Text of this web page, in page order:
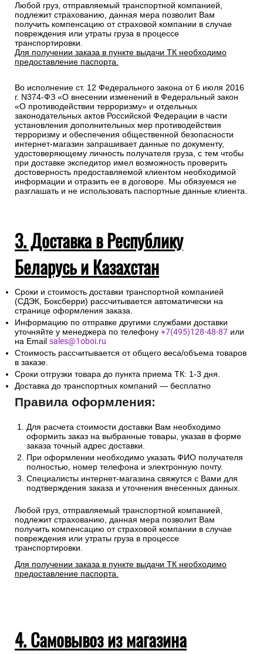
Любой груз, отправляемый транспортной компанией,
подлежит страхованию, данная мера позволит Вам
получить компенсацию от страховой компании в случае
повреждения или утраты груза в процессе
транспортировки.
Для получении заказа в пункте выдачи ТК необходимо
предоставление паспорта.
Во исполнение ст. 12 Федерального закона от 6 июля 2016
г. N374-ФЗ «О внесении изменений в Федеральный закон
«О противодействии терроризму» и отдельных
законодательных актов Российской Федерации в части
установления дополнительных мер противодействия
терроризму и обеспечения общественной безопасности
интернет-магазин запрашивает данные по документу,
удостоверяющему личность получателя груза, с тем чтобы
при доставке экспедитор имел возможность проверить
достоверность предоставляемой клиентом необходимой
информации и отразить ее в договоре. Мы обязуемся не
разглашать и не использовать паспортные данные клиента.
3. Доставка в Республику
Беларусь и Казахстан
Сроки и стоимость доставки транспортной компанией
(СДЭК, Боксберри) рассчитывается автоматически на
странице оформления заказа.
Информацию по отправке другими службами доставки
уточняйте у менеджера по телефону +7(495)128-48-87 или
на Email sales@1oboi.ru
Стоимость рассчитывается от общего веса/объема товаров
в заказе.
Сроки отгрузки товара до пункта приема ТК: 1-3 дня.
Доставка до транспортных компаний — бесплатно
Правила оформления:
Для расчета стоимости доставки Вам необходимо
оформить заказ на выбранные товары, указав в форме
заказа точный адрес доставки.
При оформлении необходимо указать ФИО получателя
полностью, номер телефона и электронную почту.
Специалисты интернет-магазина свяжутся с Вами для
подтверждения заказа и уточнения внесенных данных.
Любой груз, отправляемый транспортной компанией,
подлежит страхованию, данная мера позволит Вам
получить компенсацию от страховой компании в случае
повреждения или утраты груза в процессе
транспортировки.
Для получении заказа в пункте выдачи ТК необходимо
предоставление паспорта.
4. Самовывоз из магазина